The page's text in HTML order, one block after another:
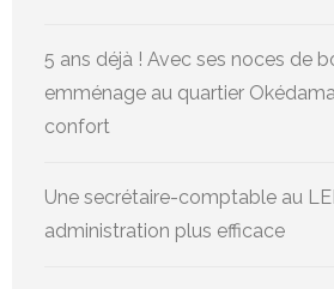
5 ans déjà ! Avec ses noces de
emménage au quartier
confort
Une secrétaire-comptable au
administration plus efficace